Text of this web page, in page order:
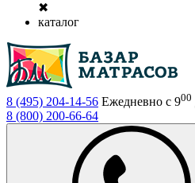
✖
каталог
8 (495) 204-14-56 Ежедневно с 900
8 (800) 200-66-64